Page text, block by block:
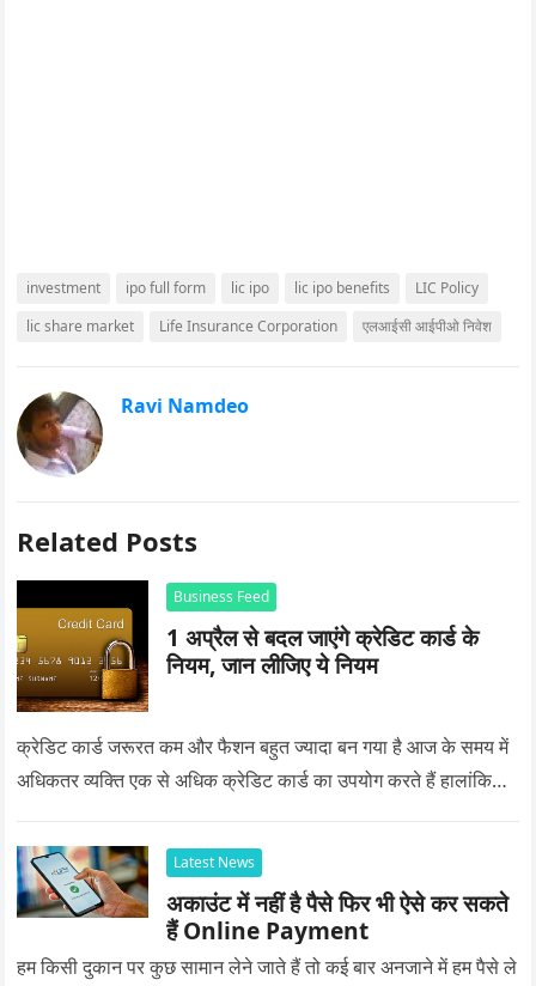
investment ipo full form lic ipo lic ipo benefits
LIC Policy
lic share market
Life Insurance Corporation एलआईसी आईपीओ निवेश
Ravi Namdeo
Related Posts
Business Feed
1 अप्रैल से बदल जाएंगे क्रेडिट कार्ड के
नियम, जान लीजिए ये नियम
क्रेडिट कार्ड जरूरत कम और फैशन बहुत ज्यादा बन गया है आज के समय में
अधिकतर व्यक्ति एक से अधिक क्रेडिट कार्ड का उपयोग करते हैं हालांकि…
Latest News
अकाउंट में नहीं है पैसे फिर भी ऐसे कर सकते
हैं Online Payment
हम किसी दुकान पर कुछ सामान लेने जाते हैं तो कई बार अनजाने में हम पैसे ले